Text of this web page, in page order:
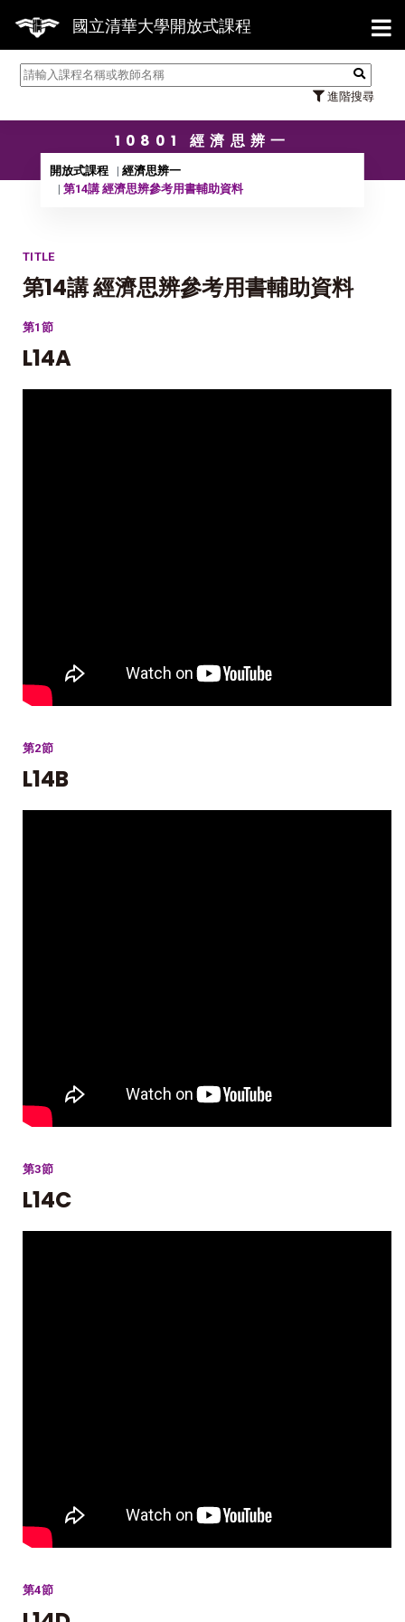
國立清華大學開放式課程
進階搜尋
【7/31
10801 經濟思辨一
開放式課程
經濟思辨一
第14講 經濟思辨參考用書輔助資料
TITLE
第14講 經濟思辨參考用書輔助資料
第1節
L14A
第2節
L14B
第3節
L14C
第4節